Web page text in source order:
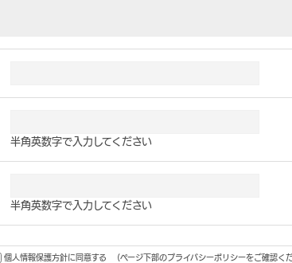
半角英数字で入力してください
半角英数字で入力してください
個人情報保護方針に同意する (ページ下部のプライバシーポリシーをご確認く